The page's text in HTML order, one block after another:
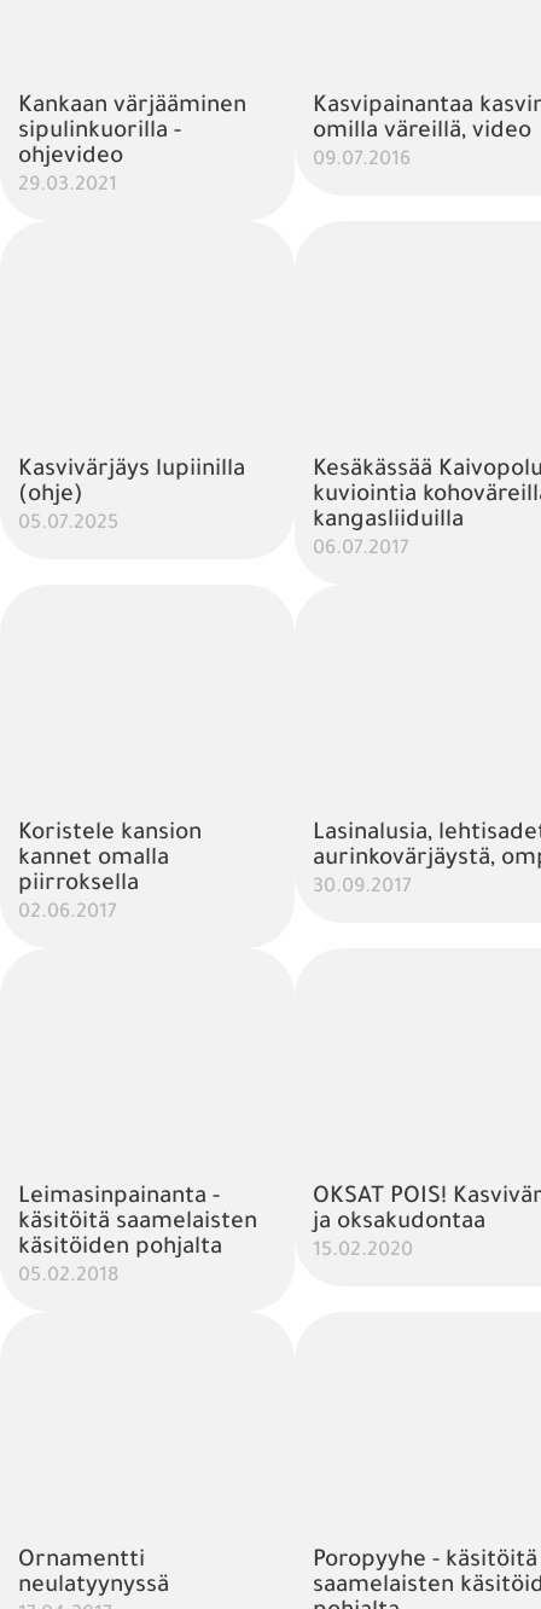
Kankaan värjääminen
sipulinkuorilla -
ohjevideo
29.03.2021
Kasvipainantaa
omilla väreillä, video
09.07.2016
Kasvivärjäys lupiinilla
(ohje)
05.07.2025
Kesäkässää
kuviointia
kangasliiduilla
06.07.2017
Koristele kansion
kannet omalla
piirroksella
02.06.2017
Lasinalusia,
aurinkovärjäystä,
30.09.2017
Leimasinpainanta -
käsitöitä saamelaisten
käsitöiden pohjalta
05.02.2018
OKSAT POIS!
ja oksakudontaa
15.02.2020
Ornamentti
neulatyynyssä
Poropyyhe - käsitöitä
saamelaisten